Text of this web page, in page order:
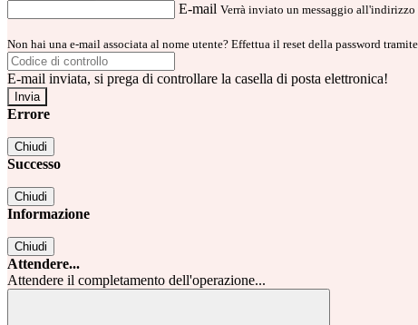
E-mail Verrà inviato un messaggio
Non hai una e-mail associata al nome utente? Effettua il reset della password
E-mail inviata, si prega di controllare la casella di posta elettronica!
Errore
Chiudi
Successo
Chiudi
Informazione
Chiudi
Attendere...
Attendere il completamento dell'operazione...